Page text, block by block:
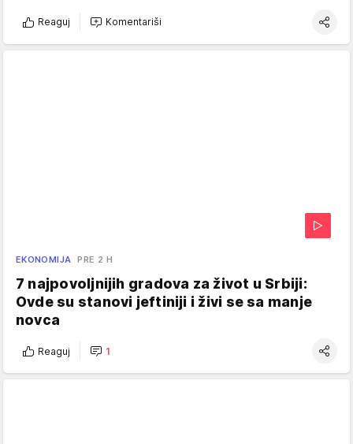
Reaguj Komentariši
EKONOMIJA PRE 2 H
7 najpovoljnijih gradova za život u Srbiji:
Ovde su stanovi jeftiniji i živi se sa manje
novca
Reaguj 1